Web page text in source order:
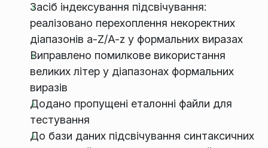
Засіб індексування підсвічування:
реалізовано перехоплення некоректних
діапазонів a-Z/A-z у формальних виразах
Виправлено помилкове використання
великих літер у діапазонах формальних
виразів
Додано пропущені еталонні файли для
тестування
До бази даних підсвічування синтаксичних